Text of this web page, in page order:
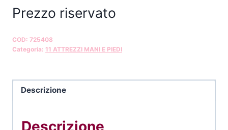
Prezzo riservato
COD: 725408
Categoria: 11 ATTREZZI MANI E PIEDI
Descrizione
Descrizione